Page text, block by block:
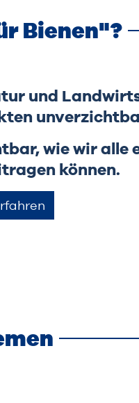
Bienen"?
und
wie wir alle
können.